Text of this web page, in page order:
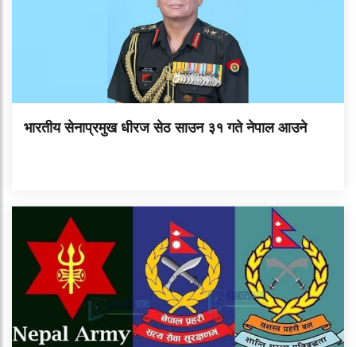
भारतीय सेनाप्रमुख धीरज सेठ साउन ३१ गते नेपाल आउने